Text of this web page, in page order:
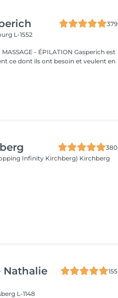
379
L-1552
- ÉPILATION Gasperich est
ce dont ils ont besoin et veulent en
380
Infinity Kirchberg) Kirchberg
Nathalie
155
L-1148